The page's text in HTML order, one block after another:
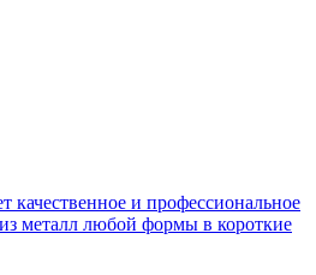
качественное и профессиональное
металл любой формы в короткие